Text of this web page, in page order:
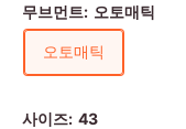
무브먼트: 오토매틱
오토매틱
사이즈: 43